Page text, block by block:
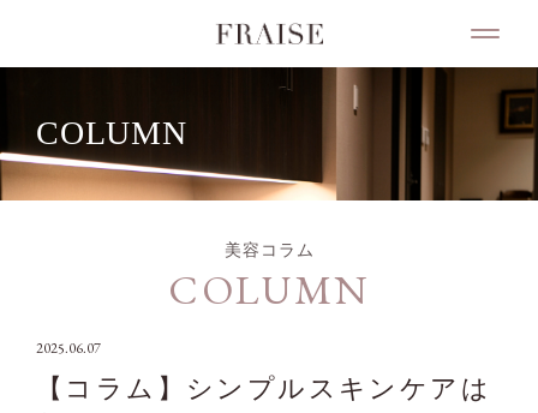
COLUMN
美容コラム
COLUMN
2025.06.07
【コラム】シンプルスキンケアは